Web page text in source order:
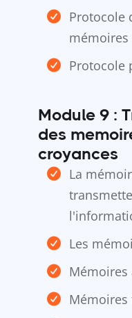
Protocole
mémoires
Protocole
Module 9 :
des
croyances
La
Les
Mémoires